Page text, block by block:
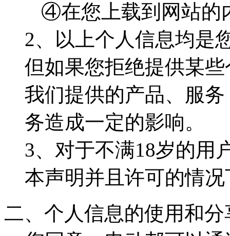
④在您上载到网站的
2、以上个人信息均是
但如果您拒绝提供某
我们提供的产品、服
务造成一定的影响。
3、对于不满18岁的用
本声明并且许可的情
二、个人信息的使用和分